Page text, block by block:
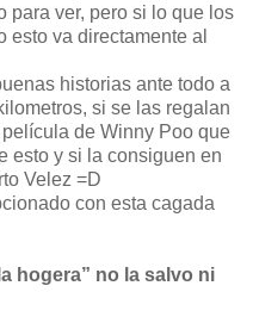
para ver, pero si lo que los
esto va directamente al
historias ante todo a
si se las regalan
de Winny Poo que
esto y si la consiguen en
Velez =D
con esta cagada
hogera” no la salvo ni